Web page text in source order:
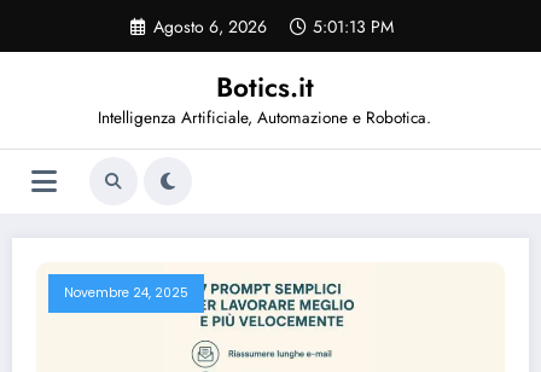
contenuto
Agosto 6, 2026 5:01:13 PM
Botics.it
Intelligenza Artificiale, Automazione e Robotica.
Novembre 24, 2025